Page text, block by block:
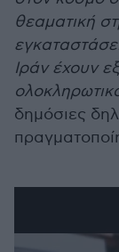
θεαματική
Ιράν έχουν
δημόσιες